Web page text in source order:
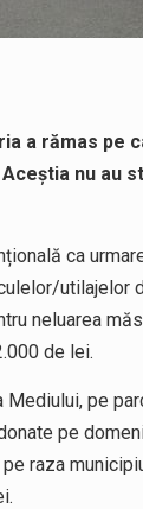
a rămas pe
nu au
ca
neluarea
de lei.
pe
pe
raza